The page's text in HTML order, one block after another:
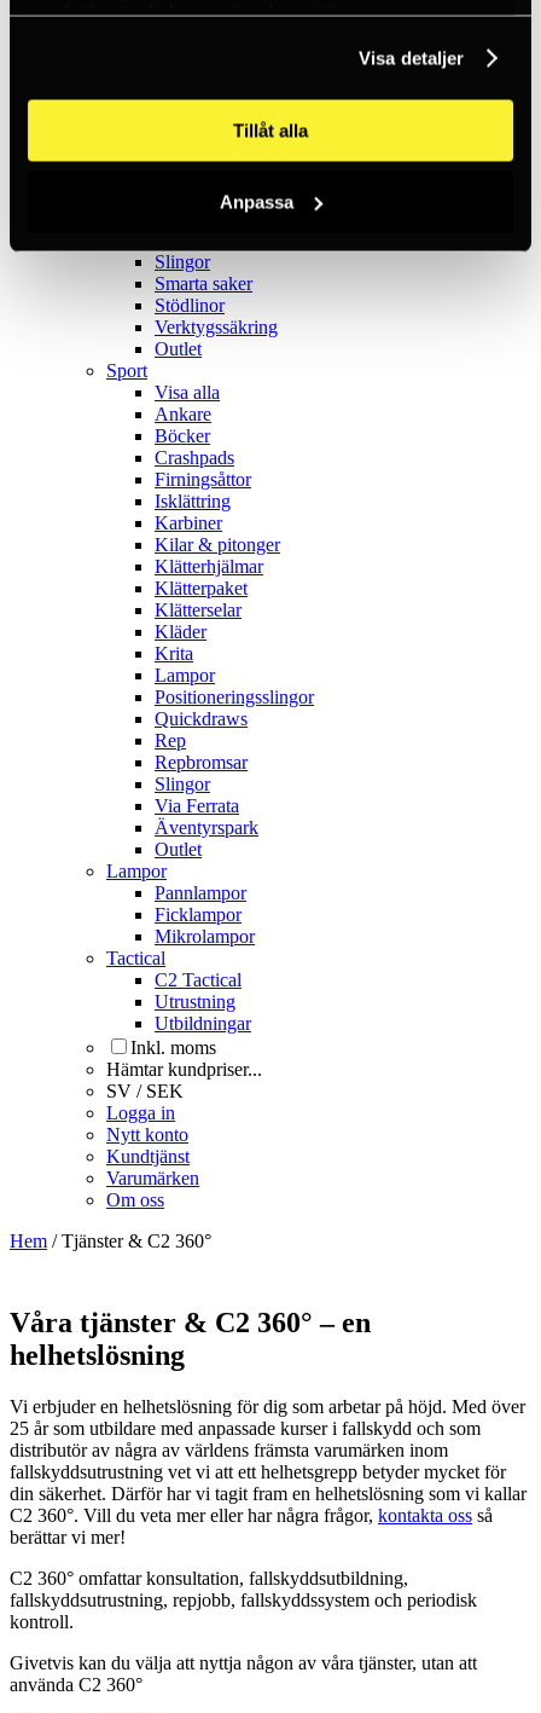
samlat in när du har använt deras tjänster.
Visa detaljer
Tillåt alla
Anpassa
Förvaring
Repvinschar
Slingor
Smarta saker
Stödlinor
Verktygssäkring
Outlet
Sport
Visa alla
Ankare
Böcker
Crashpads
Firningsåttor
Isklättring
Karbiner
Kilar & pitonger
Klätterhjälmar
Klätterpaket
Klätterselar
Kläder
Krita
Lampor
Positioneringsslingor
Quickdraws
Rep
Repbromsar
Slingor
Via Ferrata
Äventyrspark
Outlet
Lampor
Pannlampor
Ficklampor
Mikrolampor
Tactical
C2 Tactical
Utrustning
Utbildningar
Inkl. moms
Hämtar kundpriser...
SV / SEK
Logga in
Nytt konto
Kundtjänst
Varumärken
Om oss
Hem /Tjänster & C2 360°
Våra tjänster & C2 360° – en
helhetslösning
Vi erbjuder en helhetslösning för dig som arbetar på höjd. Med över
25 år som utbildare med anpassade kurser i fallskydd och som
distributör av några av världens främsta varumärken inom
fallskyddsutrustning vet vi att ett helhetsgrepp betyder mycket för
din säkerhet. Därför har vi tagit fram en helhetslösning som vi kallar
C2 360°. Vill du veta mer eller har några frågor, kontakta oss så
berättar vi mer!
C2 360° omfattar konsultation, fallskyddsutbildning,
fallskyddsutrustning, repjobb, fallskyddssystem och periodisk
kontroll.
Givetvis kan du välja att nyttja någon av våra tjänster, utan att
använda C2 360°